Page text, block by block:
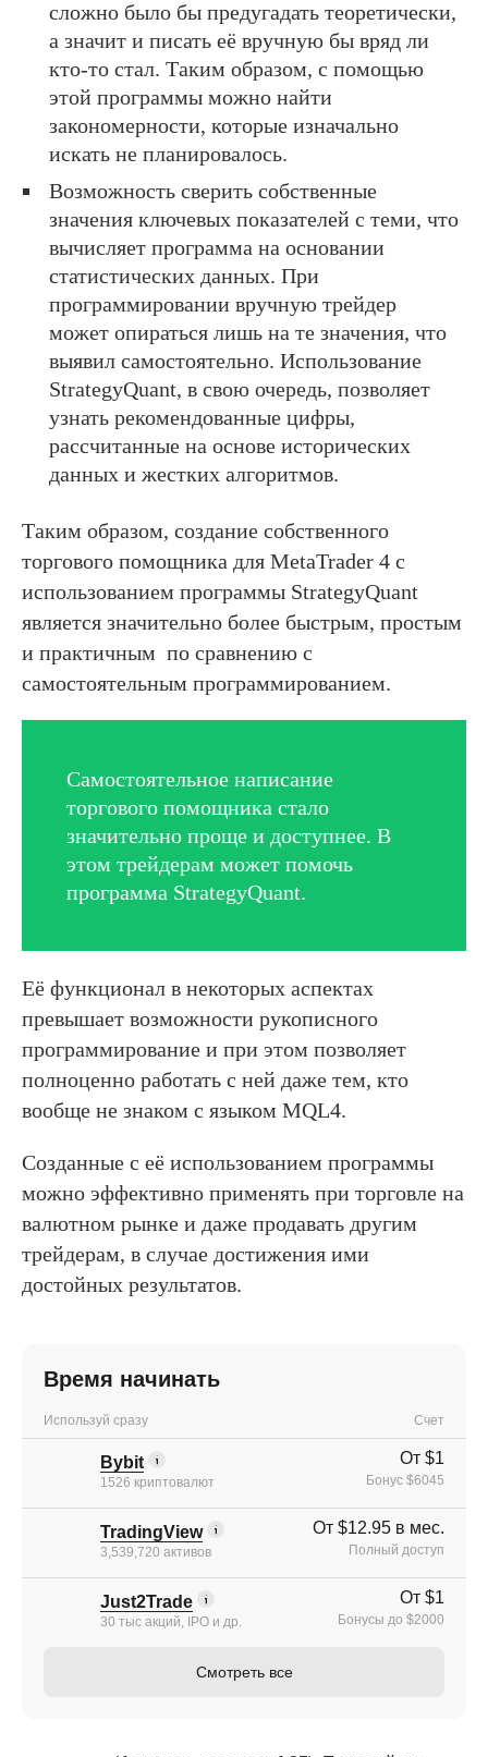
сложно было бы предугадать теоретически,
а значит и писать её вручную бы вряд ли
кто-то стал. Таким образом, с помощью
этой программы можно найти
закономерности, которые изначально
искать не планировалось.
Возможность сверить собственные
значения ключевых показателей с теми, что
вычисляет программа на основании
статистических данных. При
программировании вручную трейдер
может опираться лишь на те значения, что
выявил самостоятельно. Использование
StrategyQuant, в свою очередь, позволяет
узнать рекомендованные цифры,
рассчитанные на основе исторических
данных и жестких алгоритмов.
Таким образом, создание собственного
торгового помощника для MetaTrader 4 с
использованием программы StrategyQuant
является значительно более быстрым, простым
и практичным по сравнению с
самостоятельным программированием.
Самостоятельное написание
торгового помощника стало
значительно проще и доступнее. В
этом трейдерам может помочь
программа StrategyQuant.
Её функционал в некоторых аспектах
превышает возможности рукописного
программирование и при этом позволяет
полноценно работать с ней даже тем, кто
вообще не знаком с языком MQL4.
Созданные с её использованием программы
можно эффективно применять при торговле на
валютном рынке и даже продавать другим
трейдерам, в случае достижения ими
достойных результатов.
Время начинать
Используй сразу Счет
Bybit
1526 криптовалют
От $1
Бонус $6045
TradingView
3,539,720 активов
От $12.95 в мес.
Полный доступ
Just2Trade
30 тыс акций, IPO и др.
От $1
Бонусы до $2000
Смотреть все